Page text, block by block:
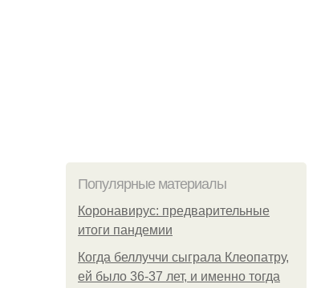
Популярные материалы
Коронавирус: предварительные
итоги пандемии
Когда беллуччи сыграла Клеопатру,
ей было 36-37 лет, и именно тогда